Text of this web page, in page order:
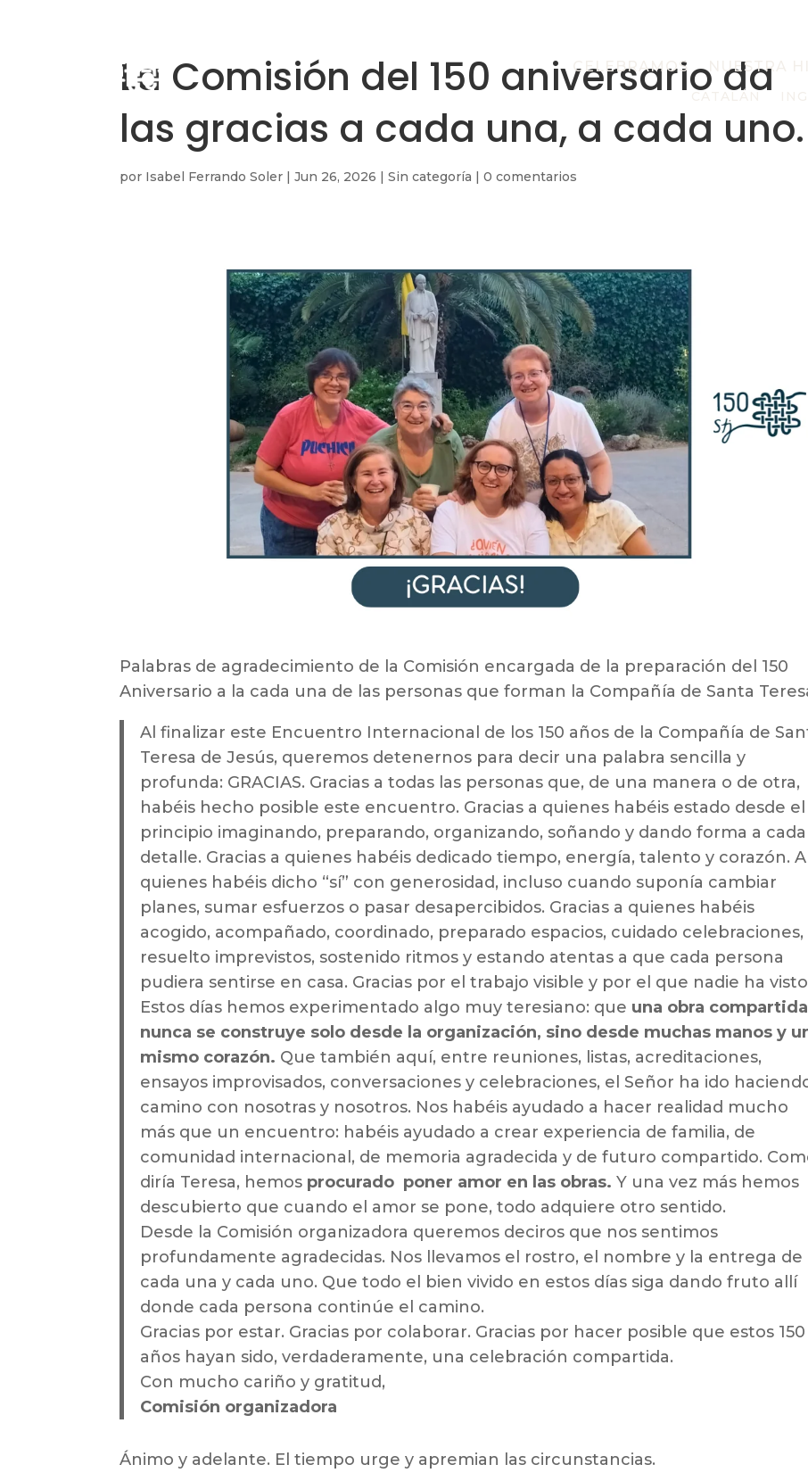
CELEBRAMOS NUESTRA
La Comisión del 150 aniversario da
las gracias a cada una, a cada uno.
por Isabel Ferrando Soler |Jun 26, 2026 |Sin categoría |0 comentarios
Palabras de agradecimiento de la Comisión encargada de la preparación del 150
Aniversario a la cada una de las personas que forman la Compañía de Santa
Al finalizar este Encuentro Internacional de los 150 años de la Compañía de
Teresa de Jesús, queremos detenernos para decir una palabra sencilla y
profunda: GRACIAS. Gracias a todas las personas que, de una manera o de otra,
habéis hecho posible este encuentro. Gracias a quienes habéis estado desde el
principio imaginando, preparando, organizando, soñando y dando forma a cada
detalle. Gracias a quienes habéis dedicado tiempo, energía, talento y corazón. A
quienes habéis dicho “sí” con generosidad, incluso cuando suponía cambiar
planes, sumar esfuerzos o pasar desapercibidos. Gracias a quienes habéis
acogido, acompañado, coordinado, preparado espacios, cuidado celebraciones,
resuelto imprevistos, sostenido ritmos y estando atentas a que cada persona
pudiera sentirse en casa. Gracias por el trabajo visible y por el que nadie ha
Estos días hemos experimentado algo muy teresiano: que una obra compartida
nunca se construye solo desde la organización, sino desde muchas manos y
mismo corazón. Que también aquí, entre reuniones, listas, acreditaciones,
ensayos improvisados, conversaciones y celebraciones, el Señor ha ido
camino con nosotras y nosotros. Nos habéis ayudado a hacer realidad mucho
más que un encuentro: habéis ayudado a crear experiencia de familia, de
comunidad internacional, de memoria agradecida y de futuro compartido.
diría Teresa, hemosprocurado poner amor en las obras. Y una vez más hemos
descubierto que cuando el amor se pone, todo adquiere otro sentido.
Desde la Comisión organizadora queremos deciros que nos sentimos
profundamente agradecidas. Nos llevamos el rostro, el nombre y la entrega de
cada una y cada uno. Que todo el bien vivido en estos días siga dando fruto allí
donde cada persona continúe el camino.
Gracias por estar. Gracias por colaborar. Gracias por hacer posible que estos 150
años hayan sido, verdaderamente, una celebración compartida.
Con mucho cariño y gratitud,
Comisión organizadora
Ánimo y adelante. El tiempo urge y apremian las circunstancias.